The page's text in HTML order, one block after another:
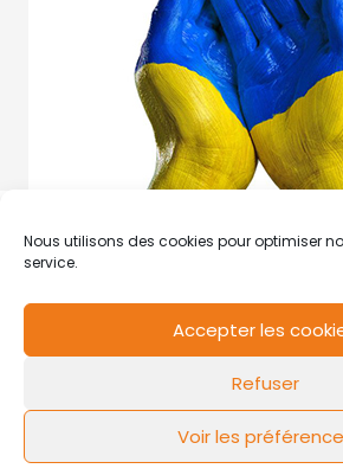
Nous utilisons des cookies pour optimiser
service.
Accepter les
Refuser
Voir les
Mentions légales Politique de
FLOW44